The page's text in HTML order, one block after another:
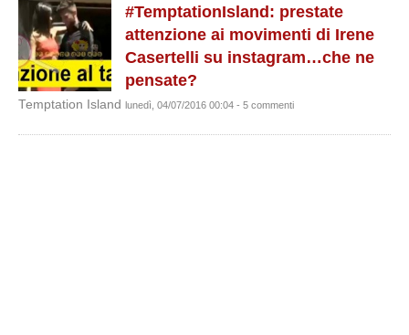
#TemptationIsland: prestate
attenzione ai movimenti di Irene
Casertelli su instagram…che ne
pensate?
Temptation Island lunedì, 04/07/2016 00:04 - 5 commenti